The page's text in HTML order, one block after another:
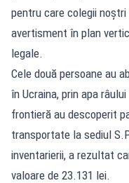
pentru care colegii
avertisment în plan
legale.
Cele două persoane au
în Ucraina, prin apa
frontieră au descoperit
transportate la sediul
inventarierii, a rezultat
valoare de 23.131 lei.